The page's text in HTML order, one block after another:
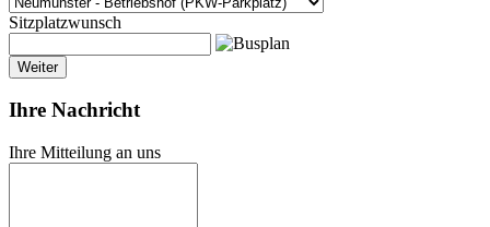
Sitzplatzwunsch
Weiter
Ihre Nachricht
Ihre Mitteilung an uns